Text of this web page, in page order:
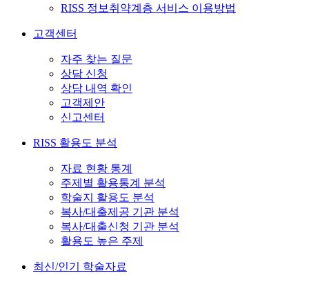
RISS 정보취약계층 서비스 이용방법
고객센터
자주 찾는 질문
상담 신청
상담 내역 확인
고객제안
신고센터
RISS 활용도 분석
자료 현황 통계
주제별 활용통계 분석
학술지 활용도 분석
복사/대출제공 기관 분석
복사/대출신청 기관 분석
활용도 높은 주제
최신/인기 학술자료